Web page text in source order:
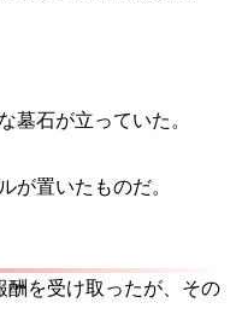
墓石が立っていた。
が置いたものだ。
酬を受け取ったが、その